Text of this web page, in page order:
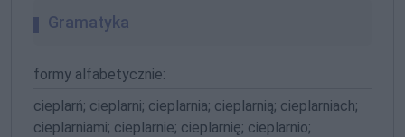
Gramatyka
formy alfabetycznie:
cieplarń; cieplarni; cieplarnia; cieplarnią; cieplarniach;
cieplarniami; cieplarnie; cieplarnię; cieplarnio;